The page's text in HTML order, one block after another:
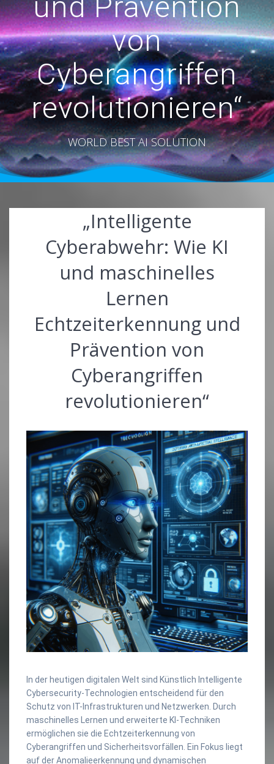
von
Cyberangriffen
revolutionieren“
WORLD BEST AI SOLUTION
„Intelligente
Cyberabwehr: Wie KI
und maschinelles
Lernen
Echtzeiterkennung und
Prävention von
Cyberangriffen
revolutionieren“
In der heutigen digitalen Welt sind Künstlich Intelligente
Cybersecurity-Technologien entscheidend für den
Schutz von IT-Infrastrukturen und Netzwerken. Durch
maschinelles Lernen und erweiterte KI-Techniken
ermöglichen sie die Echtzeiterkennung von
Cyberangriffen und Sicherheitsvorfällen. Ein Fokus liegt
auf der Anomalieerkennung und dynamischen